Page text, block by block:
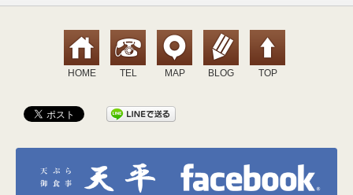
HOME TEL MAP BLOG TOP